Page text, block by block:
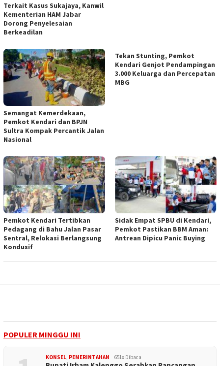
‎Terkait Kasus Sukajaya, Kanwil
Kementerian HAM Jabar
‎Dorong Penyelesaian
Berkeadilan
Semangat Kemerdekaan,
Pemkot Kendari dan BPJN
Sultra Kompak Percantik Jalan
Nasional
Tekan Stunting, Pemkot
Kendari Genjot Pendampingan
3.000 Keluarga dan Percepatan
MBG
Pemkot Kendari Tertibkan
Pedagang di Bahu Jalan Pasar
Sentral, Relokasi Berlangsung
Kondusif
Sidak Empat SPBU di Kendari,
Pemkot Pastikan BBM Aman:
Antrean Dipicu Panic Buying
POPULER MINGGU INI
KONSEL PEMERINTAHAN 651x Dibaca